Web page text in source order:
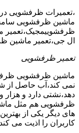
،تعمیرات ظرفشویی
ماشین ظرفشویی
ال جی،تعمیر ماشین
تعمیر ظرفشویی
ماشین ظرفشویی
نمی کند،آب حاصل از
دهد،نشتی دارد و
ظرفشویی هم مثل
های دیگر یکی از
کاربران را اذیت می